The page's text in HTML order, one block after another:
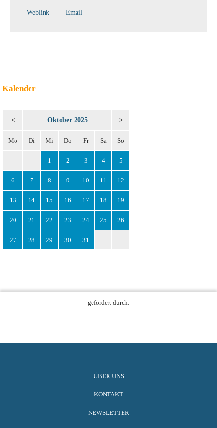
Weblink Email
Kalender
< Oktober 2025 >
Mo Di Mi Do Fr Sa So
1 2 3 4 5
6 7 8 9 10 11 12
13 14 15 16 17 18 19
20 21 22 23 24 25 26
27 28 29 30 31
gefördert durch:
ÜBER UNS
KONTAKT
NEWSLETTER